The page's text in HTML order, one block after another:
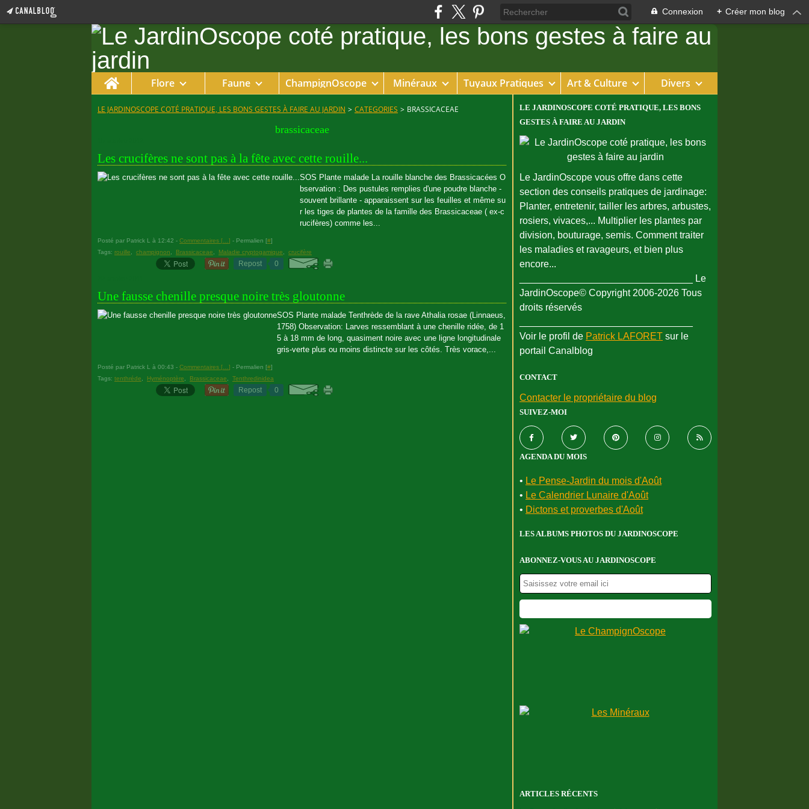
Connexion + Créer mon blog
Home Flore Faune ChampignOscope Minéraux Tuyaux Pratiques Art & Culture Divers
LE JARDINOSCOPE COTÉ PRATIQUE, LES BONS GESTES À FAIRE AU JARDIN > CATEGORIES > BRASSICACEAE
brassicaceae
Les crucifères ne sont pas à la fête avec cette rouille...
SOS Plante malade La rouille blanche des Brassicacées O
bservation : Des pustules remplies d'une poudre blanche -
souvent brillante - apparaissent sur les feuilles et même su
r les tiges de plantes de la famille des Brassicaceae ( ex-c
rucifères) comme les...
Posté par Patrick L à 12:42 - Commentaires [ ] - Permalien [#]
Tags: rouille champignon Brassicaceae Maladie cryptogamique crucifère
Repost 0
Une fausse chenille presque noire très gloutonne
SOS Plante malade Tenthrède de la rave Athalia rosae (Linnaeus,
1758) Observation: Larves ressemblant à une chenille ridée, de 1
5 à 18 mm de long, quasiment noire avec une ligne longitudinale
gris-verte plus ou moins distincte sur les côtés. Très vorace,...
Posté par Patrick L à 00:43 - Commentaires [ ] - Permalien [#]
Tags: tenthréde Hyménoptère Brassicaceae Tenthredinidea
Repost 0
LE JARDINOSCOPE COTÉ PRATIQUE, LES BONS
GESTES À FAIRE AU JARDIN
Le JardinOscope vous offre dans cette
section des conseils pratiques de jardinage:
Planter, entretenir, tailler les arbres, arbustes,
rosiers, vivaces,... Multiplier les plantes par
division, bouturage, semis. Comment traiter
les maladies et ravageurs, et bien plus
encore...
________________________________ Le
JardinOscope© Copyright 2006-2026 Tous
droits réservés
Voir le profil de Patrick LAFORET sur le
portail Canalblog
CONTACT
Contacter le propriétaire du blog
SUIVEZ-MOI
AGENDA DU MOIS
• Le Pense-Jardin du mois d'Août
• Le Calendrier Lunaire d'Août
• Dictons et proverbes d'Août
LES ALBUMS PHOTOS DU JARDINOSCOPE
ABONNEZ-VOUS AU JARDINOSCOPE
ARTICLES RÉCENTS